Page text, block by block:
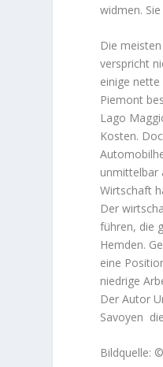
widmen.
Die
verspricht
einige
Piemont
Lago
Kosten.
unmittelbar
Wirtschaft
Der
führen, die
Hemden.
eine
niedrige
Der Autor
Savoyen
Bildquelle: